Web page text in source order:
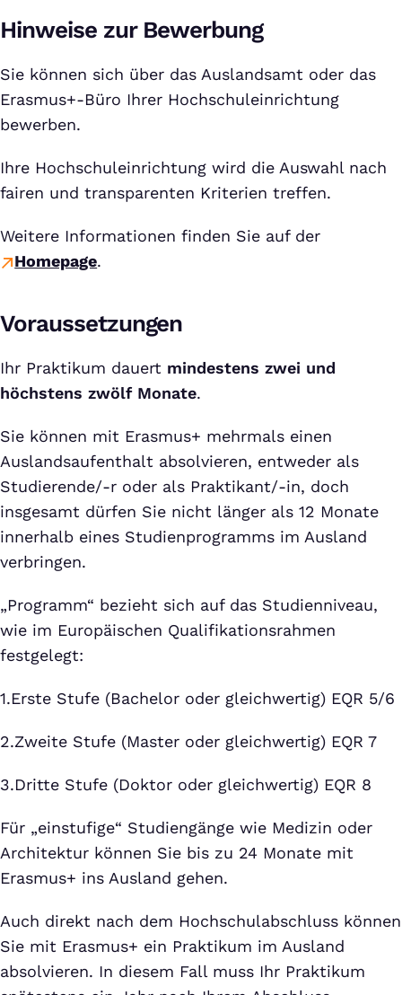
Hinweise zur Bewerbung
Sie können sich über das Auslandsamt oder das
Erasmus+-Büro Ihrer Hochschuleinrichtung
bewerben.
Ihre Hochschuleinrichtung wird die Auswahl nach
fairen und transparenten Kriterien treffen.
Weitere Informationen finden Sie auf der
Homepage.
Voraussetzungen
Ihr Praktikum dauert mindestens zwei und
höchstens zwölf Monate.
Sie können mit Erasmus+ mehrmals einen
Auslandsaufenthalt absolvieren, entweder als
Studierende/-r oder als Praktikant/-in, doch
insgesamt dürfen Sie nicht länger als 12 Monate
innerhalb eines Studienprogramms im Ausland
verbringen.
„Programm“ bezieht sich auf das Studienniveau,
wie im Europäischen Qualifikationsrahmen
festgelegt:
1.Erste Stufe (Bachelor oder gleichwertig) EQR 5/6
2.Zweite Stufe (Master oder gleichwertig) EQR 7
3.Dritte Stufe (Doktor oder gleichwertig) EQR 8
Für „einstufige“ Studiengänge wie Medizin oder
Architektur können Sie bis zu 24 Monate mit
Erasmus+ ins Ausland gehen.
Auch direkt nach dem Hochschulabschluss können
Sie mit Erasmus+ ein Praktikum im Ausland
absolvieren. In diesem Fall muss Ihr Praktikum